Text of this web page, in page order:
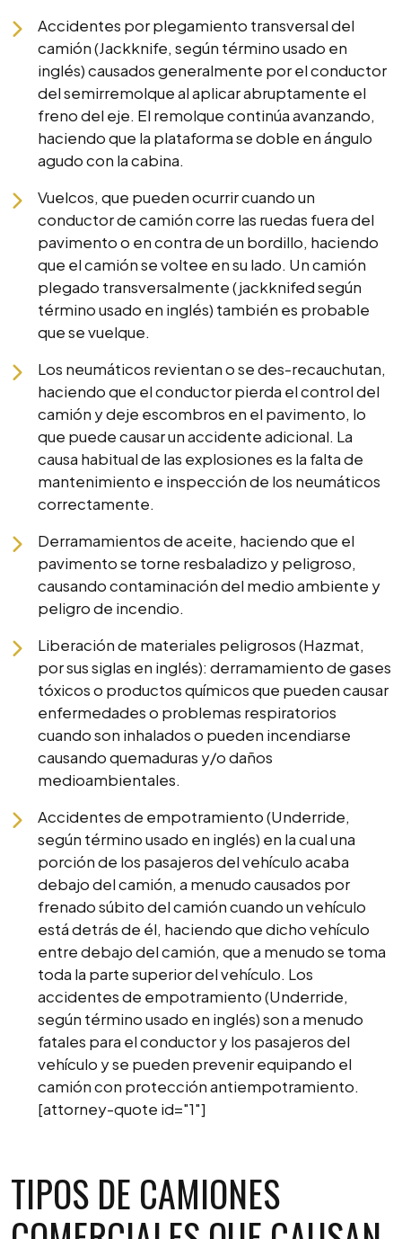
Accidentes por plegamiento transversal del
camión (Jackknife, según término usado en
inglés) causados generalmente por el conductor
del semirremolque al aplicar abruptamente el
freno del eje. El remolque continúa avanzando,
haciendo que la plataforma se doble en ángulo
agudo con la cabina.
Vuelcos, que pueden ocurrir cuando un
conductor de camión corre las ruedas fuera del
pavimento o en contra de un bordillo, haciendo
que el camión se voltee en su lado. Un camión
plegado transversalmente (jackknifed según
término usado en inglés) también es probable
que se vuelque.
Los neumáticos revientan o se des-recauchutan,
haciendo que el conductor pierda el control del
camión y deje escombros en el pavimento, lo
que puede causar un accidente adicional. La
causa habitual de las explosiones es la falta de
mantenimiento e inspección de los neumáticos
correctamente.
Derramamientos de aceite, haciendo que el
pavimento se torne resbaladizo y peligroso,
causando contaminación del medio ambiente y
peligro de incendio.
Liberación de materiales peligrosos (Hazmat,
por sus siglas en inglés): derramamiento de gases
tóxicos o productos químicos que pueden causar
enfermedades o problemas respiratorios
cuando son inhalados o pueden incendiarse
causando quemaduras y/o daños
medioambientales.
Accidentes de empotramiento (Underride,
según término usado en inglés) en la cual una
porción de los pasajeros del vehículo acaba
debajo del camión, a menudo causados por
frenado súbito del camión cuando un vehículo
está detrás de él, haciendo que dicho vehículo
entre debajo del camión, que a menudo se toma
toda la parte superior del vehículo. Los
accidentes de empotramiento (Underride,
según término usado en inglés) son a menudo
fatales para el conductor y los pasajeros del
vehículo y se pueden prevenir equipando el
camión con protección antiempotramiento.
[attorney-quote id="1"]
TIPOS DE CAMIONES